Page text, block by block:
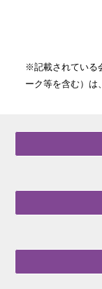
※記載されている
ーク等を含む）は